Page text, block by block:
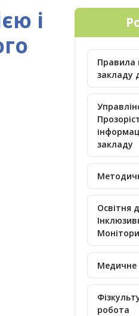
і
Правила
закладу
закладу
Освітня
Медичне
робота